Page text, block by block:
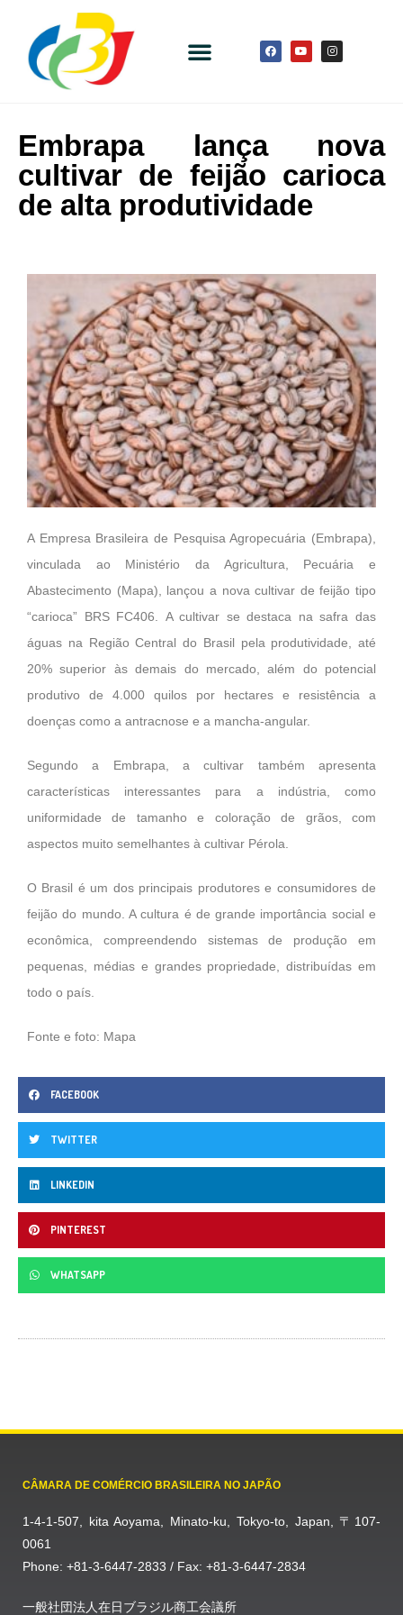
Embrapa lança nova
cultivar de feijão carioca
de alta produtividade
A Empresa Brasileira de Pesquisa Agropecuária (Embrapa),
vinculada ao Ministério da Agricultura, Pecuária e
Abastecimento (Mapa), lançou a nova cultivar de feijão tipo
“carioca” BRS FC406. A cultivar se destaca na safra das
águas na Região Central do Brasil pela produtividade, até
20% superior às demais do mercado, além do potencial
produtivo de 4.000 quilos por hectares e resistência a
doenças como a antracnose e a mancha-angular.
Segundo a Embrapa, a cultivar também apresenta
características interessantes para a indústria, como
uniformidade de tamanho e coloração de grãos, com
aspectos muito semelhantes à cultivar Pérola.
O Brasil é um dos principais produtores e consumidores de
feijão do mundo. A cultura é de grande importância social e
econômica, compreendendo sistemas de produção em
pequenas, médias e grandes propriedade, distribuídas em
todo o país.
Fonte e foto: Mapa
FACEBOOK
TWITTER
LINKEDIN
PINTEREST
WHATSAPP
CÂMARA DE COMÉRCIO BRASILEIRA NO JAPÃO
1-4-1-507, kita Aoyama, Minato-ku, Tokyo-to, Japan, 〒107-
0061
Phone: +81-3-6447-2833 / Fax: +81-3-6447-2834
一般社団法人在日ブラジル商工会議所